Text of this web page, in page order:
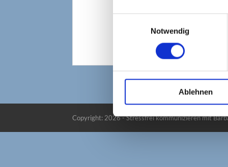
Notwendig
Ablehnen
Copyright: 2026 - Stressfrei kommunizieren mit